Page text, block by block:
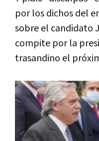
por los dichos del
sobre el candidato
compite por la
trasandino el